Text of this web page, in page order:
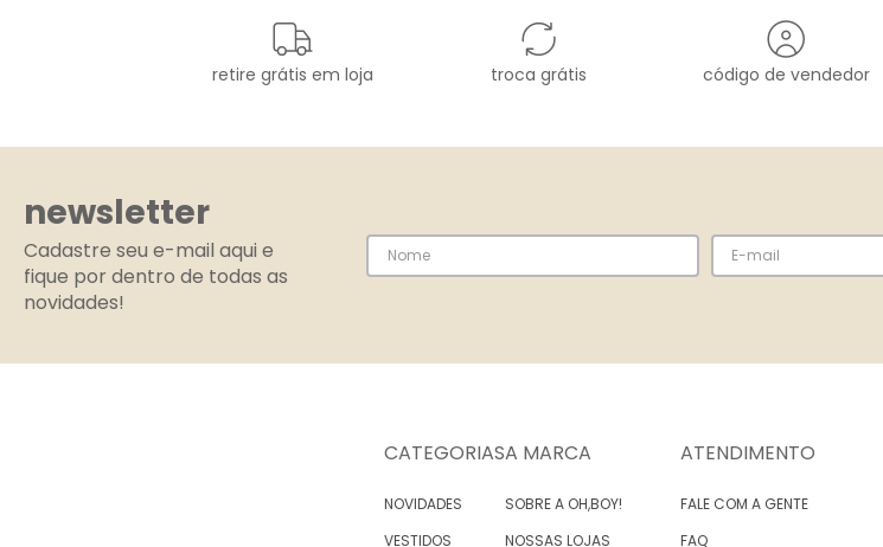
retire grátis em loja troca grátis código de vendedor
newsletter
Cadastre seu e-mail aqui e
fique por dentro de todas as
novidades!
CATEGORIAS
NOVIDADES
VESTIDOS
A MARCA
SOBRE A OH,BOY!
NOSSAS LOJAS
ATENDIMENTO
FALE COM A GENTE
FAQ